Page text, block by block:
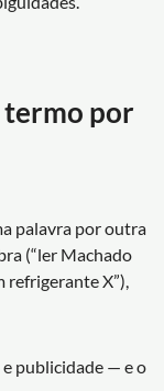
por
palavra por outra
(“ler Machado
refrigerante X”),
publicidade — e o